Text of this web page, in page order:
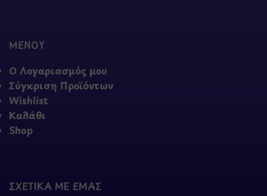
ΜΕΝΟΥ
Ο Λογαριασμός μου
Σύγκριση Προϊόντων
Wishlist
Καλάθι
Shop
ΣΧΕΤΙΚΑ ΜΕ ΕΜΑΣ